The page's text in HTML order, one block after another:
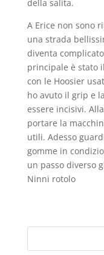
della salita.
A Erice non sono
una strada
diventa
principale è stato
con le Hoosier
ho avuto il grip e
essere incisivi.
portare la
utili. Adesso
gomme in
un passo diverso
Ninni rotolo